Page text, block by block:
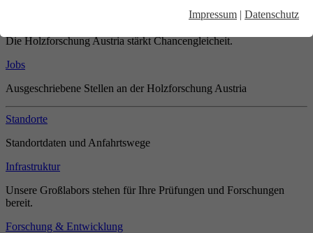
Impressum | Datenschutz
Die Holzforschung Austria stärkt Chancengleicheit.
Jobs
Ausgeschriebene Stellen an der Holzforschung Austria
Standorte
Standortdaten und Anfahrtswege
Infrastruktur
Unsere Großlabors stehen für Ihre Prüfungen und Forschungen
bereit.
Forschung & Entwicklung